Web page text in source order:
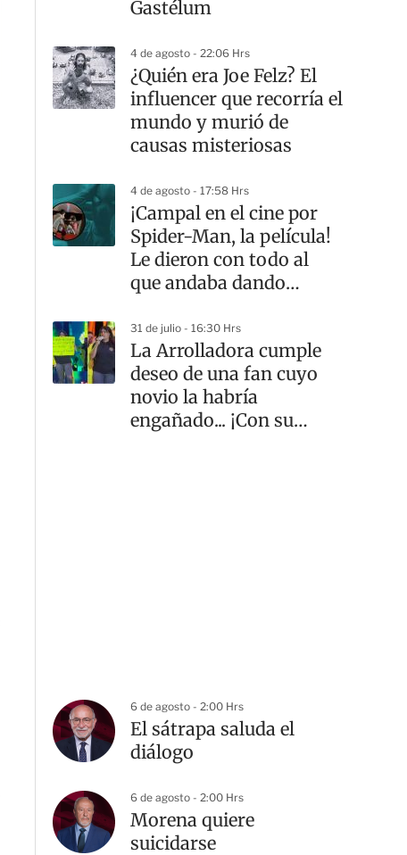
Gastélum
4 de agosto - 22:06 Hrs
¿Quién era Joe Felz? El
influencer que recorría el
mundo y murió de
causas misteriosas
4 de agosto - 17:58 Hrs
¡Campal en el cine por
Spider-Man, la película!
Le dieron con todo al
que andaba dando
31 de julio - 16:30 Hrs
La Arrolladora cumple
deseo de una fan cuyo
novio la habría
engañado... ¡Con su
6 de agosto - 2:00 Hrs
El sátrapa saluda el
diálogo
6 de agosto - 2:00 Hrs
Morena quiere
suicidarse